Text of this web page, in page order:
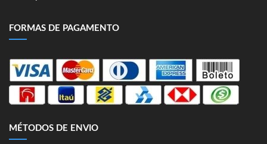
FORMAS DE PAGAMENTO
MÉTODOS DE ENVIO